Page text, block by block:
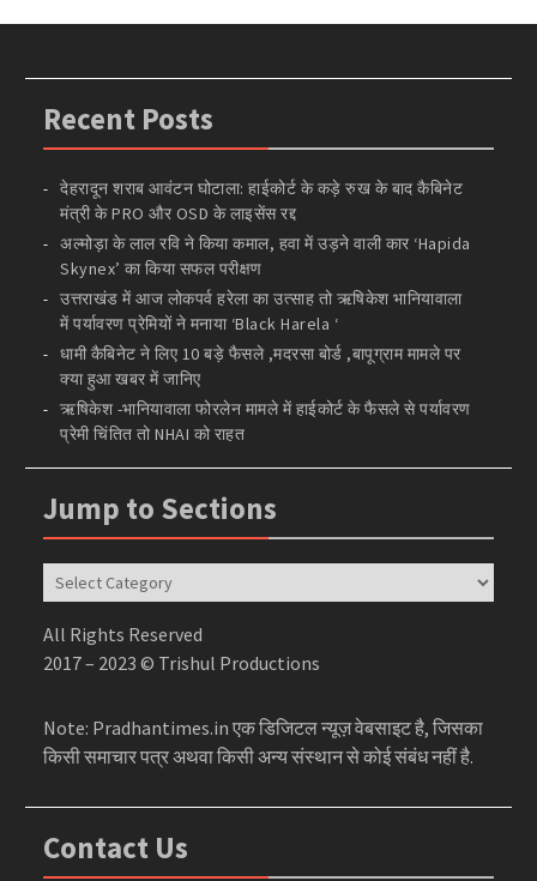
Recent Posts
देहरादून शराब आवंटन घोटाला: हाईकोर्ट के कड़े रुख के बाद कैबिनेट
मंत्री के PRO और OSD के लाइसेंस रद्द
अल्मोड़ा के लाल रवि ने किया कमाल, हवा में उड़ने वाली कार ‘Hapida
Skynex’ का किया सफल परीक्षण
उत्तराखंड में आज लोकपर्व हरेला का उत्साह तो ऋषिकेश भानियावाला
में पर्यावरण प्रेमियों ने मनाया ‘Black Harela ‘
धामी कैबिनेट ने लिए 10 बड़े फैसले ,मदरसा बोर्ड ,बापूग्राम मामले पर
क्या हुआ खबर में जानिए
ऋषिकेश -भानियावाला फोरलेन मामले में हाईकोर्ट के फैसले से पर्यावरण
प्रेमी चिंतित तो NHAI को राहत
Jump to Sections
Jump
to
Sections
All Rights Reserved
2017 – 2023 © Trishul Productions
Note: Pradhantimes.in एक डिजिटल न्यूज़ वेबसाइट है, जिसका
किसी समाचार पत्र अथवा किसी अन्य संस्थान से कोई संबंध नहीं है.
Contact Us